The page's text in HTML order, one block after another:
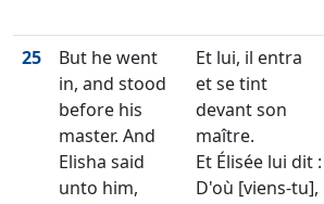
25
But he went
in, and stood
before his
master. And
Elisha said
unto him,
Et lui, il entra
et se tint
devant son
maître.
Et Élisée lui dit :
D'où [viens-tu],